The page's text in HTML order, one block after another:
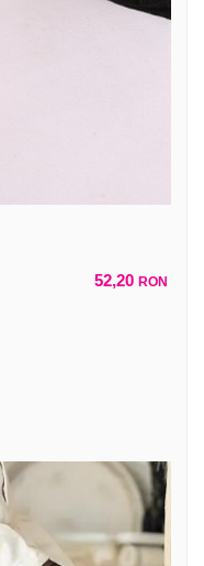
52,20 RON